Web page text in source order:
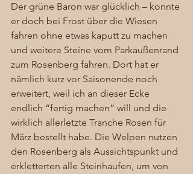
Der grüne Baron war glücklich – konnte
er doch bei Frost über die Wiesen
fahren ohne etwas kaputt zu machen
und weitere Steine vom Parkaußenrand
zum Rosenberg fahren. Dort hat er
nämlich kurz vor Saisonende noch
erweitert, weil ich an dieser Ecke
endlich “fertig machen” will und die
wirklich allerletzte Tranche Rosen für
März bestellt habe. Die Welpen nutzen
den Rosenberg als Aussichtspunkt und
erkletterten alle Steinhaufen, um von